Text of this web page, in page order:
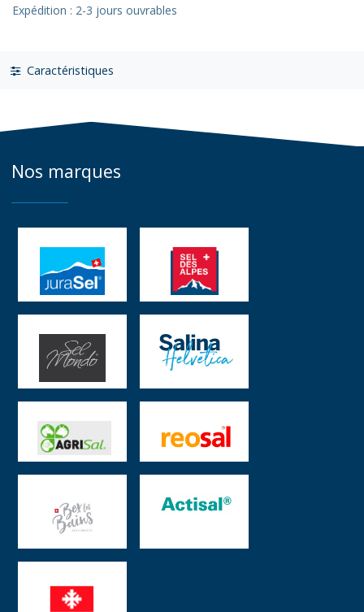
Expédition : 2-3 jours ouvrables
Caractéristiques
Nos marques